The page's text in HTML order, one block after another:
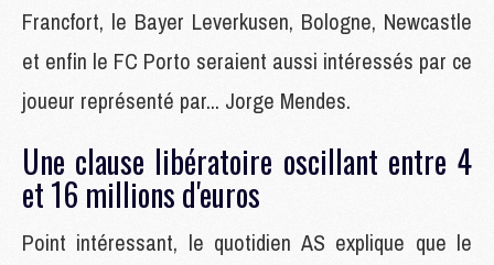
Francfort, le Bayer Leverkusen, Bologne, Newcastle
et enfin le FC Porto seraient aussi intéressés par ce
joueur représenté par... Jorge Mendes.
Une clause libératoire oscillant entre 4
et 16 millions d'euros
Point intéressant, le quotidien AS explique que le